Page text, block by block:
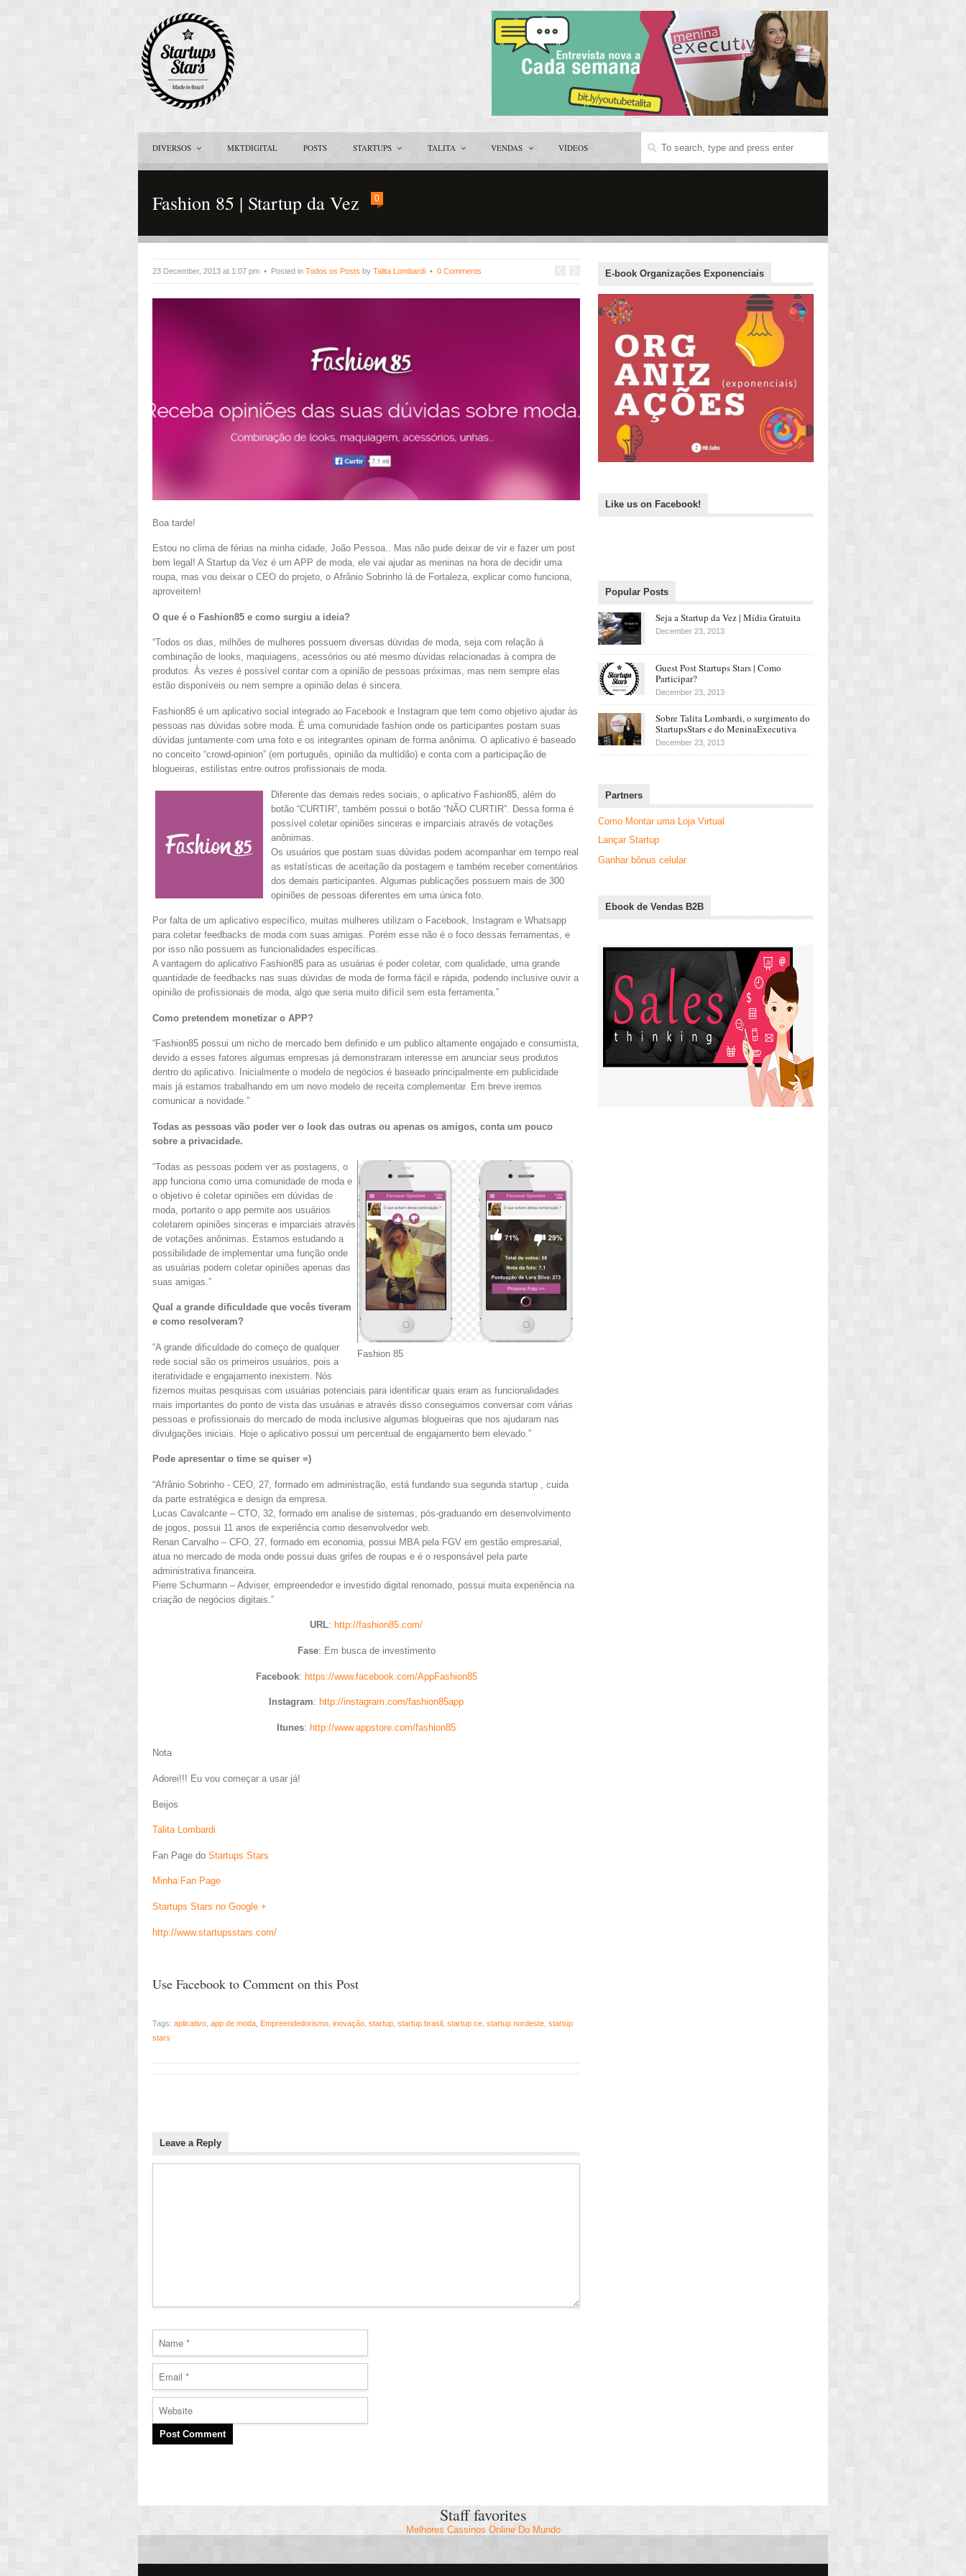
DIVERSOS MKTDIGITAL POSTS STARTUPS TALITA VENDAS VÍDEOS
Fashion 85 | Startup da Vez 0
23 December, 2013 at 1:07 pm • Posted in Todos os Posts by Talita Lombardi • 0 Comments
Boa tarde!
Estou no clima de férias na minha cidade, João Pessoa.. Mas não pude deixar de vir e fazer um post
bem legal! A Startup da Vez é um APP de moda, ele vai ajudar as meninas na hora de decidir uma
roupa, mas vou deixar o CEO do projeto, o Afrânio Sobrinho lá de Fortaleza, explicar como funciona,
aproveitem!
O que é o Fashion85 e como surgiu a ideia?
“Todos os dias, milhões de mulheres possuem diversas dúvidas de moda, seja com relação à
combinação de looks, maquiagens, acessórios ou até mesmo dúvidas relacionadas à compra de
produtos. Às vezes é possível contar com a opinião de pessoas próximas, mas nem sempre elas
estão disponíveis ou nem sempre a opinião delas é sincera.
Fashion85 é um aplicativo social integrado ao Facebook e Instagram que tem como objetivo ajudar às
pessoas nas dúvidas sobre moda. É uma comunidade fashion onde os participantes postam suas
dúvidas juntamente com uma foto e os integrantes opinam de forma anônima. O aplicativo é baseado
no conceito “crowd-opinion” (em português, opinião da multidão) e conta com a participação de
blogueiras, estilistas entre outros profissionais de moda.
Diferente das demais redes sociais, o aplicativo Fashion85, além do
botão “CURTIR”, também possui o botão “NÃO CURTIR”. Dessa forma é
possível coletar opiniões sinceras e imparciais através de votações
anônimas.
Os usuários que postam suas dúvidas podem acompanhar em tempo real
as estatísticas de aceitação da postagem e também receber comentários
dos demais participantes. Algumas publicações possuem mais de 300
opiniões de pessoas diferentes em uma única foto.
Por falta de um aplicativo específico, muitas mulheres utilizam o Facebook, Instagram e Whatsapp
para coletar feedbacks de moda com suas amigas. Porém esse não é o foco dessas ferramentas, e
por isso não possuem as funcionalidades específicas.
A vantagem do aplicativo Fashion85 para as usuárias é poder coletar, com qualidade, uma grande
quantidade de feedbacks nas suas dúvidas de moda de forma fácil e rápida, podendo inclusive ouvir a
opinião de profissionais de moda, algo que seria muito difícil sem esta ferramenta.”
Como pretendem monetizar o APP?
“Fashion85 possui um nicho de mercado bem definido e um publico altamente engajado e consumista,
devido a esses fatores algumas empresas já demonstraram interesse em anunciar seus produtos
dentro do aplicativo. Inicialmente o modelo de negócios é baseado principalmente em publicidade
mais já estamos trabalhando em um novo modelo de receita complementar. Em breve iremos
comunicar a novidade.”
Todas as pessoas vão poder ver o look das outras ou apenas os amigos, conta um pouco
sobre a privacidade.
Fashion 85
“Todas as pessoas podem ver as postagens, o
app funciona como uma comunidade de moda e
o objetivo é coletar opiniões em dúvidas de
moda, portanto o app permite aos usuários
coletarem opiniões sinceras e imparciais através
de votações anônimas. Estamos estudando a
possibilidade de implementar uma função onde
as usuárias podem coletar opiniões apenas das
suas amigas.”
Qual a grande dificuldade que vocês tiveram
e como resolveram?
“A grande dificuldade do começo de qualquer
rede social são os primeiros usuários, pois a
iteratividade e engajamento inexistem. Nós
fizemos muitas pesquisas com usuárias potenciais para identificar quais eram as funcionalidades
mais importantes do ponto de vista das usuárias e através disso conseguimos conversar com várias
pessoas e profissionais do mercado de moda inclusive algumas blogueiras que nos ajudaram nas
divulgações iniciais. Hoje o aplicativo possui um percentual de engajamento bem elevado.”
Pode apresentar o time se quiser =)
“Afrânio Sobrinho - CEO, 27, formado em administração, está fundando sua segunda startup , cuida
da parte estratégica e design da empresa.
Lucas Cavalcante – CTO, 32, formado em analise de sistemas, pós-graduando em desenvolvimento
de jogos, possui 11 anos de experiência como desenvolvedor web.
Renan Carvalho – CFO, 27, formado em economia, possui MBA pela FGV em gestão empresarial,
atua no mercado de moda onde possui duas grifes de roupas e é o responsável pela parte
administrativa financeira.
Pierre Schurmann – Adviser, empreendedor e investido digital renomado, possui muita experiência na
criação de negócios digitais.”
URL: http://fashion85.com/
Fase: Em busca de investimento
Facebook: https://www.facebook.com/AppFashion85
Instagram: http://instagram.com/fashion85app
Itunes: http://www.appstore.com/fashion85
Nota
Adorei!!! Eu vou começar a usar já!
Beijos
Talita Lombardi
Fan Page do Startups Stars
Minha Fan Page
Startups Stars no Google +
http://www.startupsstars.com/
Use Facebook to Comment on this Post
Tags: aplicativo app de moda Empreendedorismo inovação startup startup brasil startup ce startup nordeste startup
stars
Leave a Reply
E-book Organizações Exponenciais
Like us on Facebook!
Popular Posts
Seja a Startup da Vez | Mídia Gratuita
December 23, 2013
Guest Post Startups Stars | Como
Participar?
December 23, 2013
Sobre Talita Lombardi, o surgimento do
StartupsStars e do MeninaExecutiva
December 23, 2013
Partners
Como Montar uma Loja Virtual
Lançar Startup
Ganhar bônus celular
Ebook de Vendas B2B
Staff favorites
Melhores Cassinos Online Do Mundo